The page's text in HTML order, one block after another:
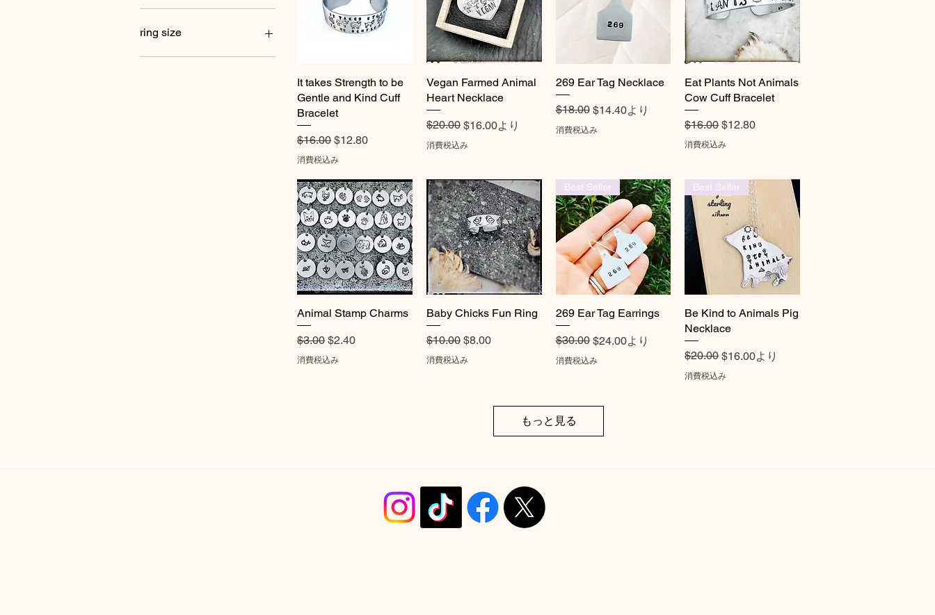
Not A Nugget Chick(with
Eyelashes )
Pig with Heart
Vegan Goat
VEgan Heart
Vegan Rabbit
8
8.5
9.5
Animal Defender
Animal Liberation
Be Kind to Animals
16"
17”
19"
ring size
5
クイックビュー
It takes Strength to be
Gentle and Kind Cuff
Bracelet
通常価格
$16.00 セール価格
$12.80
消費税込み
クイックビュー
Vegan Farmed Animal
Heart Necklace
通常価格
$20.00 $16.00より
セール価格
消費税込み
クイックビュー
269 Ear Tag Necklace
通常価格
$18.00 $14.40より
セール価格
消費税込み
クイックビュー
Eat Plants Not Animals
Cow Cuff Bracelet
通常価格
$16.00セール価格
$12.80
消費税込み
クイックビュー
Animal Stamp Charms
通常価格
$3.00 セール価格
$2.40
消費税込み
クイックビュー
Baby Chicks Fun Ring
通常価格
$10.00 セール価格
$8.00
消費税込み
クイックビュー
Best Seller
269 Ear Tag Earrings
通常価格
$30.00 $24.00より
セール価格
消費税込み
クイックビュー
Best Seller
Be Kind to Animals Pig
Necklace
通常価格
$20.00 $16.00より
セール価格
消費税込み
もっと見る